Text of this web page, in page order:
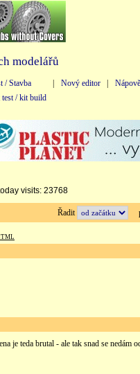
modelářů
/ Stavba Nový editor
/ kit build
visits: 23768
Řadit
je teda brutal - ale tak snad se nedám